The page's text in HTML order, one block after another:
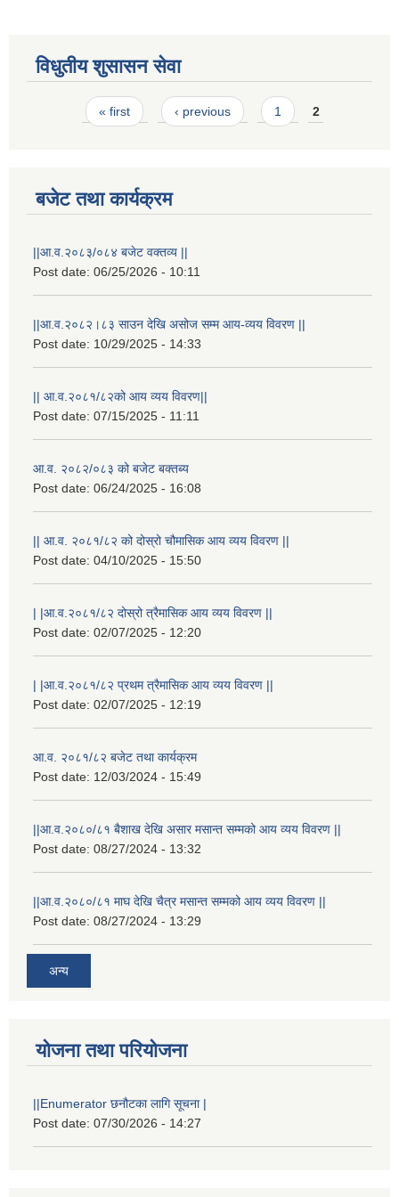
विधुतीय शुसासन सेवा
Pages« first ‹ previous 1 2
बजेट तथा कार्यक्रम
||आ.व.२०८३/०८४ बजेट वक्तव्य ||
Post date: 06/25/2026 - 10:11
||आ.व.२०८२।८३ साउन देखि असोज सम्म आय-व्यय विवरण ||
Post date: 10/29/2025 - 14:33
|| आ.व.२०८१/८२को आय व्यय विवरण||
Post date: 07/15/2025 - 11:11
आ.व. २०८२/०८३ को बजेट बक्तब्य
Post date: 06/24/2025 - 16:08
|| आ.व. २०८१/८२ को दोस्रो चौमासिक आय व्यय विवरण ||
Post date: 04/10/2025 - 15:50
| |आ.व.२०८१/८२ दोस्रो त्रैमासिक आय व्यय विवरण ||
Post date: 02/07/2025 - 12:20
| |आ.व.२०८१/८२ प्रथम त्रैमासिक आय व्यय विवरण ||
Post date: 02/07/2025 - 12:19
आ.व. २०८१/८२ बजेट तथा कार्यक्रम
Post date: 12/03/2024 - 15:49
||आ.व.२०८०/८१ बैशाख देखि असार मसान्त सम्मको आय व्यय विवरण ||
Post date: 08/27/2024 - 13:32
||आ.व.२०८०/८१ माघ देखि चैत्र मसान्त सम्मको आय व्यय विवरण ||
Post date: 08/27/2024 - 13:29
अन्य
योजना तथा परियोजना
||Enumerator छनौटका लागि सूचना |
Post date: 07/30/2026 - 14:27